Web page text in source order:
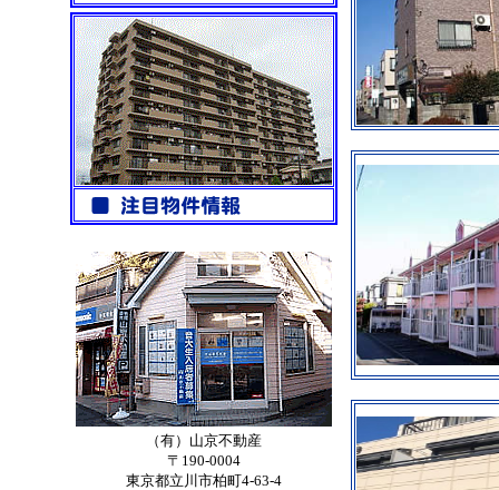
（有）山京不動産
〒190-0004
東京都立川市柏町4-63-4